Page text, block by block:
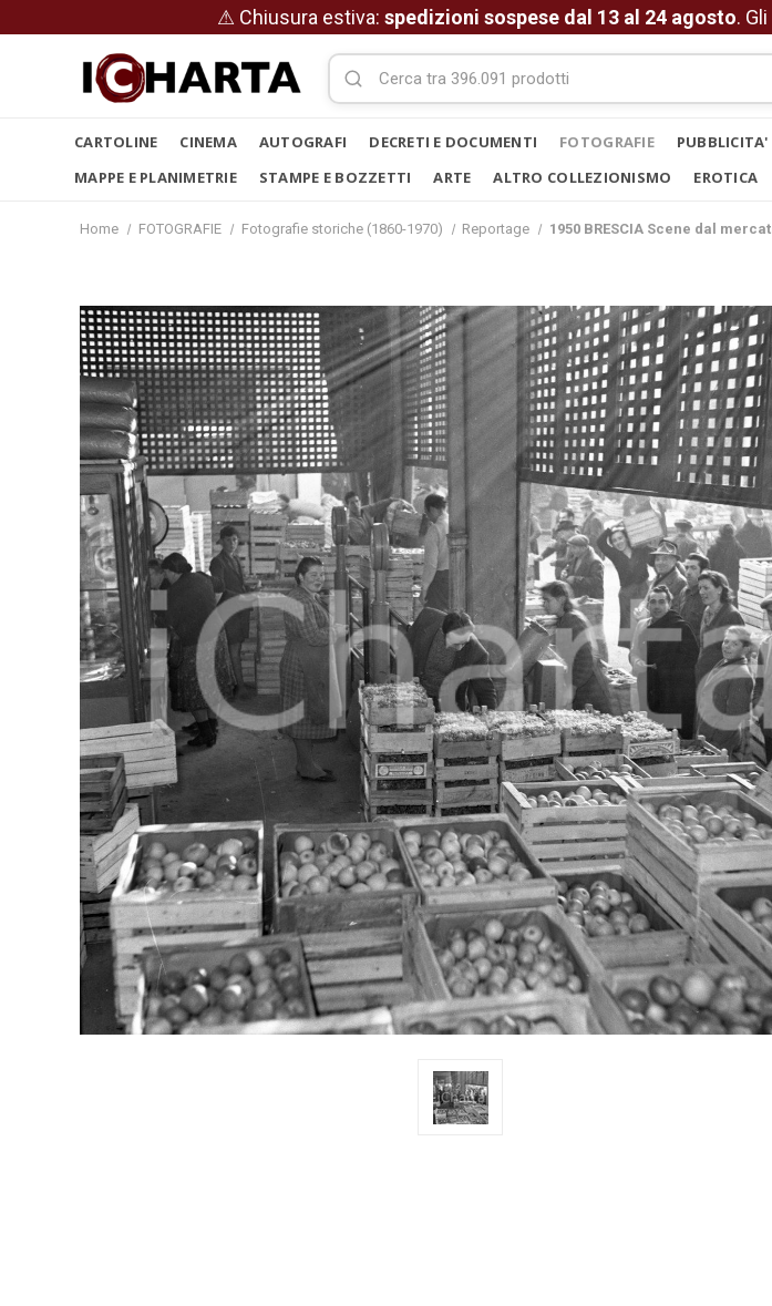
⚠ Chiusura estiva: spedizioni sospese dal 13 al 24 agosto.
CARTOLINE CINEMA AUTOGRAFI DECRETI E DOCUMENTI FOTOGRAFIE PUBBLICITA'
MAPPE E PLANIMETRIE
STAMPE E BOZZETTI ARTE ALTRO COLLEZIONISMO EROTICA
Home FOTOGRAFIE Fotografie storiche (1860-1970) Reportage 1950 BRESCIA Scene dal